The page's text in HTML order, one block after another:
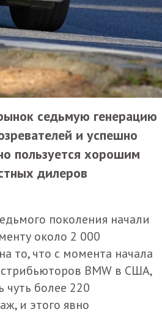
седьмую генерацию
и успешно
пользуется хорошим
дилеров
поколения начали
около 2 000
то, что с момента начала
BMW в США,
чуть более 220
и этого явно